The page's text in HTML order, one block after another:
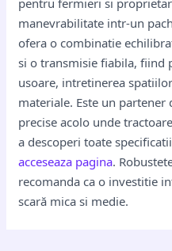
pentru fermieri si
manevrabilitate intr-un
ofera o combinatie
si o transmisie fiabila,
usoare, intretinerea
materiale. Este un
precise acolo unde
a descoperi toate
acceseaza pagina.
recomanda ca o investitie
scară mica si medie.